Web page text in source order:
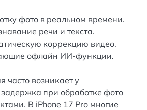
фото в реальном времени.
речи и текста.
коррекцию видео.
офлайн ИИ-функции.
часто возникает у
при обработке фото
В iPhone 17 Pro многие